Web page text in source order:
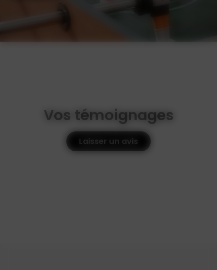
Vos témoignages
Laisser un avis